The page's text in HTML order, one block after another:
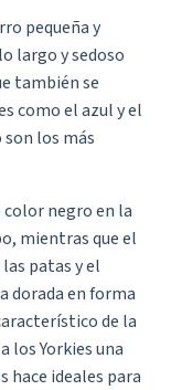
pequeña y
largo y sedoso
también se
como el azul y el
los más
color negro en la
mientras que el
patas y el
dorada en forma
de la
los Yorkies una
hace ideales para